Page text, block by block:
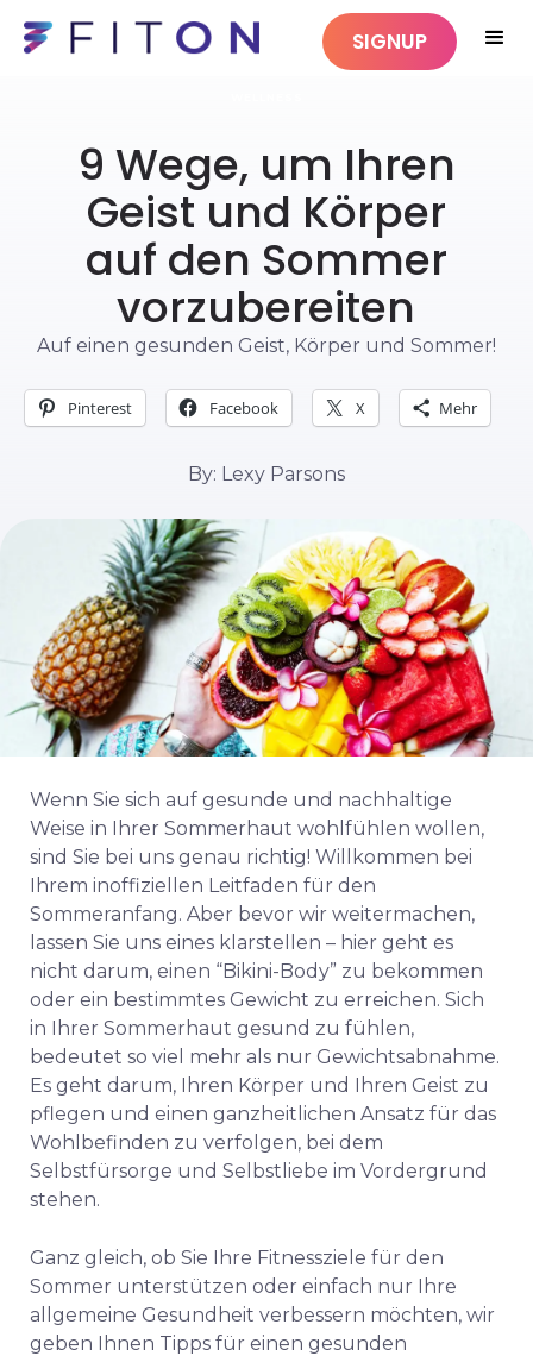
SIGNUP
9 Wege, um Ihren
Geist und Körper
auf den Sommer
vorzubereiten
Auf einen gesunden Geist, Körper und Sommer!
Pinterest Facebook X Mehr
By: Lexy Parsons
Wenn Sie sich auf gesunde und nachhaltige
Weise in Ihrer Sommerhaut wohlfühlen wollen,
sind Sie bei uns genau richtig! Willkommen bei
Ihrem inoffiziellen Leitfaden für den
Sommeranfang. Aber bevor wir weitermachen,
lassen Sie uns eines klarstellen – hier geht es
nicht darum, einen “Bikini-Body” zu bekommen
oder ein bestimmtes Gewicht zu erreichen. Sich
in Ihrer Sommerhaut gesund zu fühlen,
bedeutet so viel mehr als nur Gewichtsabnahme.
Es geht darum, Ihren Körper und Ihren Geist zu
pflegen und einen ganzheitlichen Ansatz für das
Wohlbefinden zu verfolgen, bei dem
Selbstfürsorge und Selbstliebe im Vordergrund
stehen.
Ganz gleich, ob Sie Ihre Fitnessziele für den
Sommer unterstützen oder einfach nur Ihre
allgemeine Gesundheit verbessern möchten, wir
geben Ihnen Tipps für einen gesunden